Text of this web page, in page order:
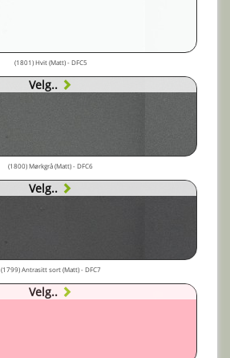
(1801) Hvit (Matt) - DFC5
Velg..
(1800) Mørkgrå (Matt) - DFC6
Velg..
(1799) Antrasitt sort (Matt) - DFC7
Velg..